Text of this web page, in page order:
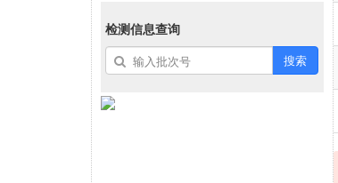
检测信息查询
搜索